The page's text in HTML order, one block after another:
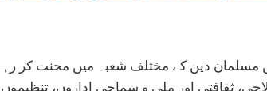
مسلمان دین کے مختلف شعبہ میں محنت کر